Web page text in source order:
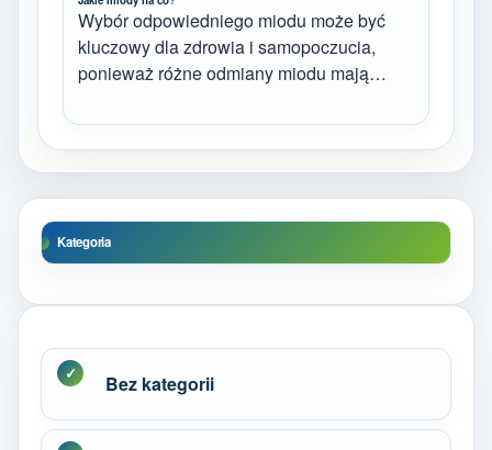
Wybór odpowiedniego miodu może być
kluczowy dla zdrowia i samopoczucia,
ponieważ różne odmiany miodu mają…
Kategoria
Bez kategorii